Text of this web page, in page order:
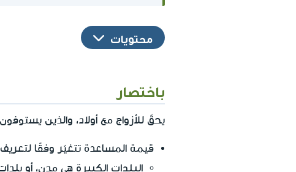
محتويات
باختصار
يحقّ للأزواج مع أولاد، والذين
قيمة المساعدة تتغيّر وفقًا لتعريف
البلدات الكبيرة